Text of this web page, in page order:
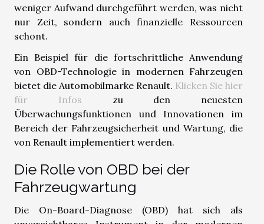
weniger Aufwand durchgeführt werden, was nicht
nur Zeit, sondern auch finanzielle Ressourcen
schont.
Ein Beispiel für die fortschrittliche Anwendung
von OBD-Technologie in modernen Fahrzeugen
bietet die Automobilmarke Renault. Klicken Sie hier
für Infos zu den neuesten
Überwachungsfunktionen und Innovationen im
Bereich der Fahrzeugsicherheit und Wartung, die
von Renault implementiert werden.
Die Rolle von OBD bei der
Fahrzeugwartung
Die On-Board-Diagnose (OBD) hat sich als